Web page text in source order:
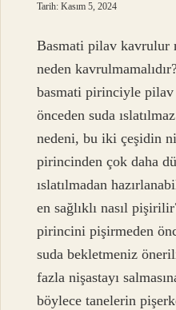
Tarih: Kasım 5, 2024
Basmati pilav kavrulur
neden
basmati pirinciyle pilav
önceden suda
nedeni, bu iki çeşidin
pirincinden çok daha
ıslatılmadan
en sağlıklı nasıl
pirincini pişirmeden
suda bekletmeniz
fazla nişastayı
böylece tanelerin